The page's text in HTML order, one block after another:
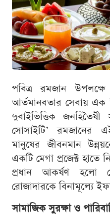
পবিত্র রমজান
আর্তমানবতার সেবায় এক
দুবাইভিত্তিক
সোসাইটি’ রমজানের
মানুষের জীবনমান
একটি মেগা প্রজেক্ট হাতে
প্রধান আকর্ষণ হলো
রোজাদারকে বিনামূল্যে
সামাজিক সুরক্ষা ও